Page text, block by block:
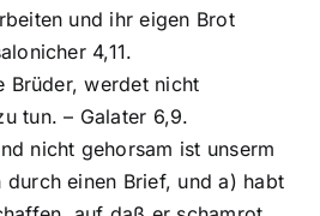
und ihr eigen Brot
4,11.
Brüder, werdet nicht
tun. – Galater 6,9.
nicht gehorsam ist unserm
einen Brief, und a) habt